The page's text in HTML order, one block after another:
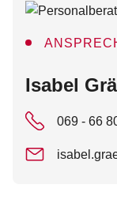
:Isabel
069 - 66